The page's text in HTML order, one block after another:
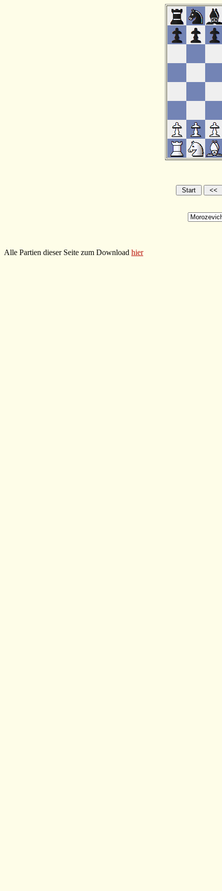
Alle Partien dieser Seite zum Download hier